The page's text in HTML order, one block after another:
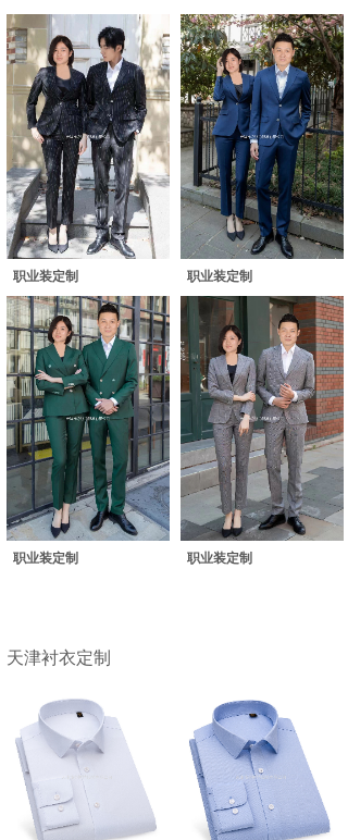
职业装定制 职业装定制
职业装定制 职业装定制
天津衬衣定制
双击此处添加文字
双击此处添加文字